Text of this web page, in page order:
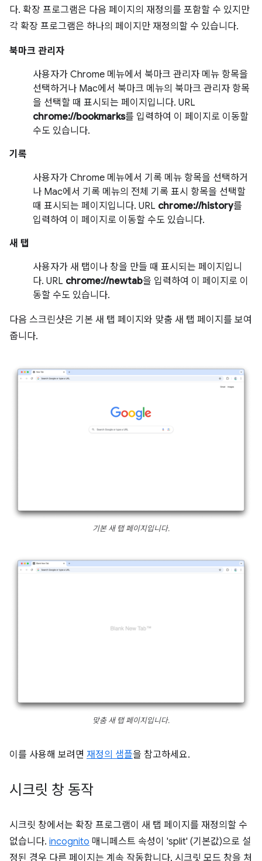
다. 확장 프로그램은 다음 페이지의 재정의를 포함할 수 있지만
각 확장 프로그램은 하나의 페이지만 재정의할 수 있습니다.
북마크 관리자
사용자가 Chrome 메뉴에서 북마크 관리자 메뉴 항목을
선택하거나 Mac에서 북마크 메뉴의 북마크 관리자 항목
을 선택할 때 표시되는 페이지입니다. URL
chrome://bookmarks를 입력하여 이 페이지로 이동할
수도 있습니다.
기록
사용자가 Chrome 메뉴에서 기록 메뉴 항목을 선택하거
나 Mac에서 기록 메뉴의 전체 기록 표시 항목을 선택할
때 표시되는 페이지입니다. URL chrome://history를
입력하여 이 페이지로 이동할 수도 있습니다.
새 탭
사용자가 새 탭이나 창을 만들 때 표시되는 페이지입니
다. URL chrome://newtab을 입력하여 이 페이지로 이
동할 수도 있습니다.
다음 스크린샷은 기본 새 탭 페이지와 맞춤 새 탭 페이지를 보여
줍니다.
기본 새 탭 페이지입니다.
맞춤 새 탭 페이지입니다.
이를 사용해 보려면 재정의 샘플을 참고하세요.
시크릿 창 동작
시크릿 창에서는 확장 프로그램이 새 탭 페이지를 재정의할 수
없습니다. incognito 매니페스트 속성이 'split' (기본값)으로 설
정된 경우 다른 페이지는 계속 작동합니다. 시크릿 모드 창을 처